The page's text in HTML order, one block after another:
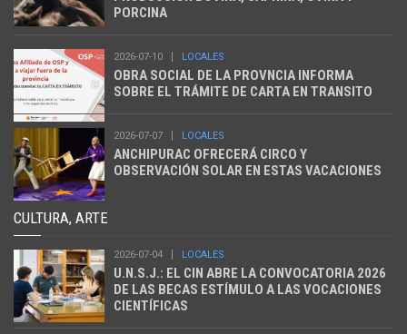
PORCINA
2026-07-10 LOCALES
OBRA SOCIAL DE LA PROVNCIA INFORMA
SOBRE EL TRÁMITE DE CARTA EN TRANSITO
2026-07-07 LOCALES
ANCHIPURAC OFRECERÁ CIRCO Y
OBSERVACIÓN SOLAR EN ESTAS VACACIONES
CULTURA, ARTE
2026-07-04 LOCALES
U.N.S.J.: EL CIN ABRE LA CONVOCATORIA 2026
DE LAS BECAS ESTÍMULO A LAS VOCACIONES
CIENTÍFICAS